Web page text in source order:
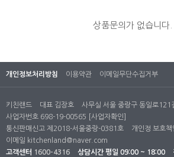
상품문의가 없습니다.
개인정보처리방침 이용약관 이메일무단수집거부
키친랜드 대표 김장호
사무실 서울 중랑구 동일로121
사업자번호 698-19-00565
[사업자확인]
통신판매신고 제2018-서울중랑-0381호
개인정 보호
이메일 kitchenland@naver.com
고객센터 1600-4316 상담시간 평일 09:00 ~ 18:00